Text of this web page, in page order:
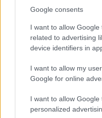
Google consents
I want to allow
related to advertising
device identifiers in
I want to allow my
Google for online
I want to allow Google
personalized
DIVAT